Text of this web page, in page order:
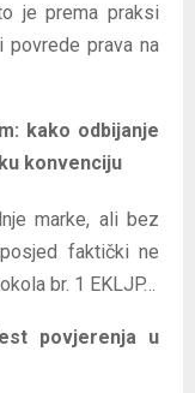
je prema praksi
povrede prava na
kako odbijanje
konvenciju
marke, ali bez
faktički ne
br. 1 EKLJP…
povjerenja u